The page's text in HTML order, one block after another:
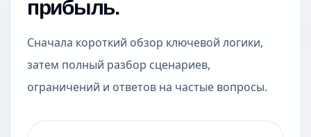
прибыль.
Сначала короткий обзор ключевой логики,
затем полный разбор сценариев,
ограничений и ответов на частые вопросы.